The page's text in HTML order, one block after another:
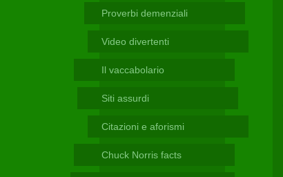
Proverbi demenziali
Video divertenti
Il vaccabolario
Siti assurdi
Citazioni e aforismi
Chuck Norris facts